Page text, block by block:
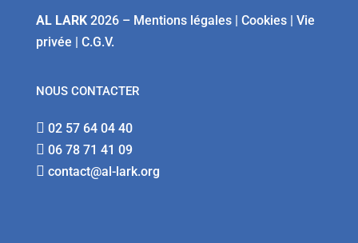
AL LARK2026 – Mentions légales| Cookies| Vie
privée
C.G.V.
NOUS CONTACTER
 02 57 64 04 40
 06 78 71 41 09
 contact@al-lark.org